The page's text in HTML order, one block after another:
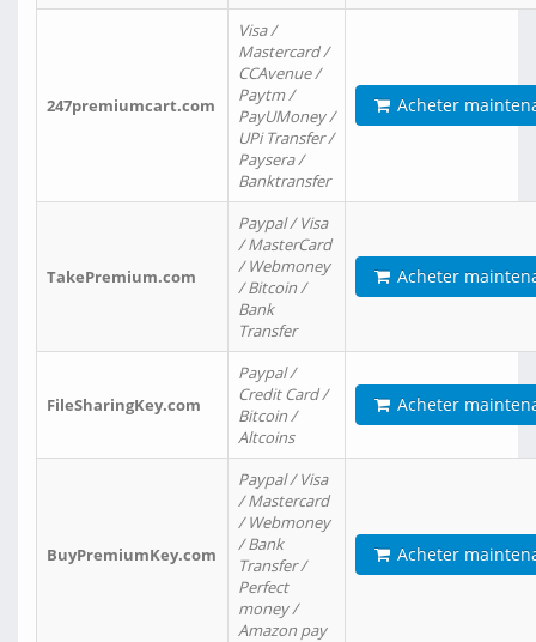
247premiumcart.com
Visa /
Mastercard /
CCAvenue /
Paytm /
PayUMoney /
UPi Transfer /
Paysera /
Banktransfer
Acheter
TakePremium.com
Paypal / Visa
/ MasterCard
/ Webmoney
/ Bitcoin /
Bank
Transfer
Acheter
FileSharingKey.com
Paypal /
Credit Card /
Bitcoin /
Altcoins
Acheter
BuyPremiumKey.com
Paypal / Visa
/ Mastercard
/ Webmoney
/ Bank
Transfer /
Perfect
money /
Amazon pay
Acheter